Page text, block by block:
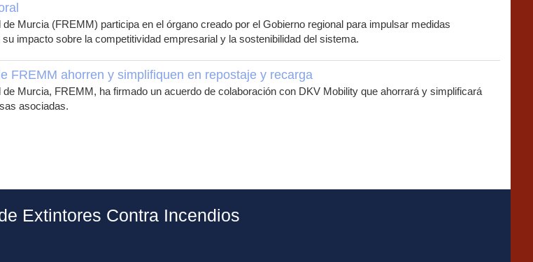
Murcia (FREMM) participa en el órgano creado por el Gobierno regional para impulsar medidas
impacto sobre la competitividad empresarial y la sostenibilidad del sistema.
FREMM ahorren y simplifiquen en repostaje y recarga
Murcia, FREMM, ha firmado un acuerdo de colaboración con DKV Mobility que ahorrará y simplificará
asociadas.
Extintores Contra Incendios